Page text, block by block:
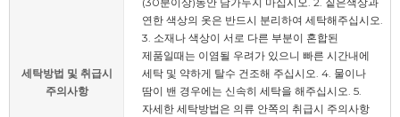
세탁방법 및 취급시
주의사항
연한 색상의 옷은 반드시 분리하여 세탁해주십시오.
3. 소재나 색상이 서로 다른 부분이 혼합된
제품일때는 이염될 우려가 있으니 빠른 시간내에
세탁 및 약하게 탈수 건조해 주십시오. 4. 물이나
땀이 밴 경우에는 신속히 세탁을 해주십시오. 5.
자세한 세탁방법은 의류 안쪽의 취급시 주의사항